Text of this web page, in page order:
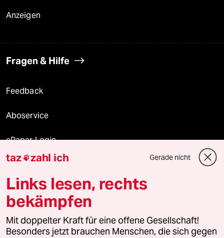
Anzeigen
Fragen & Hilfe
Feedback
Aboservice
ePaper Login
Downloads für Abonnierende
© 2026 taz Verlags und Vertriebs GmbH
Alle Rechte vorbehalten. Bei rechtlichen Fragen oder für Genehmigungen
wenden Sie sich bitte an
lizenzen@taz.de
taz zahl ich Gerade nicht
Links lesen, rechts
bekämpfen
Mit doppelter Kraft für eine offene Gesellschaft!
Besonders jetzt brauchen Menschen, die sich gegen